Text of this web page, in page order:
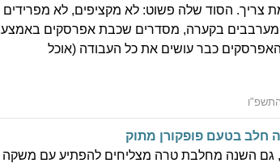
צריך. הסוד שלה פשוט: לא מקציפים, לא מפרידים
מערבבים בקערה, מסדרים שכבת אפרסקים
כבר עושים את כל העבודה (אוכל
חלב בטעם פופקורן מתוק
גם השנה מחלבת טרה מצליחים להפתיע עם משקה